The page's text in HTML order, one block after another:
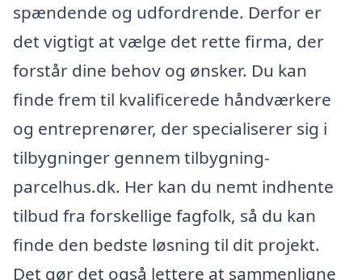
spændende og udfordrende. Derfor er
det vigtigt at vælge det rette firma, der
forstår dine behov og ønsker. Du kan
finde frem til kvalificerede håndværkere
og entreprenører, der specialiserer sig i
tilbygninger gennem tilbygning-
parcelhus.dk. Her kan du nemt indhente
tilbud fra forskellige fagfolk, så du kan
finde den bedste løsning til dit projekt.
Det gør det også lettere at sammenligne